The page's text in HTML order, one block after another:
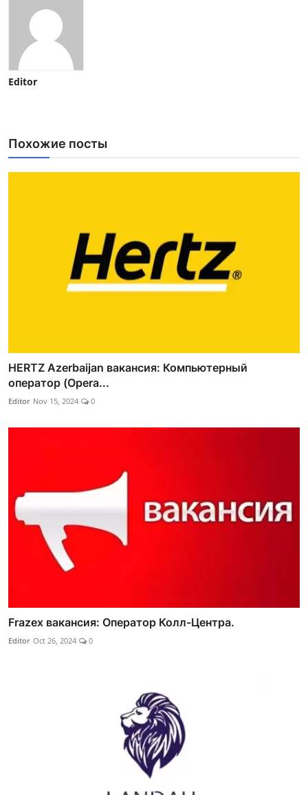
Editor
Похожие посты
HERTZ Azerbaijan вакансия: Компьютерный
оператор (Opera...
Editor Nov 15, 2024 0
Frazex вакансия: Оператор Колл-Центра.
Editor Oct 26, 2024 0